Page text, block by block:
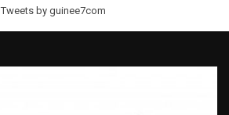
Tweets by guinee7com